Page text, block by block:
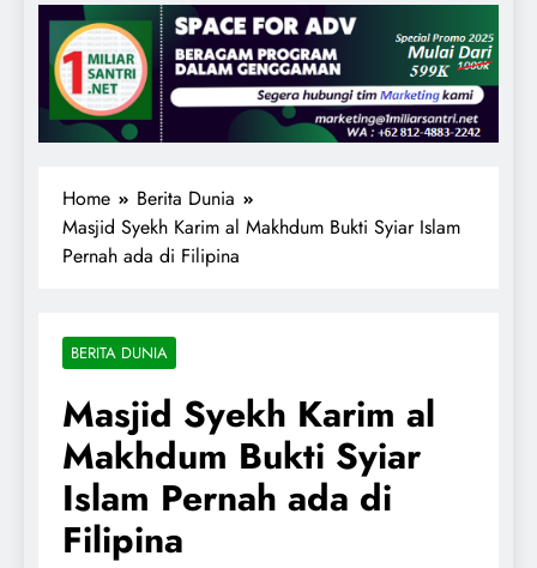
Home
Berita Dunia
Masjid Syekh Karim al Makhdum Bukti Syiar Islam
Pernah ada di Filipina
BERITA DUNIA
Masjid Syekh Karim al
Makhdum Bukti Syiar
Islam Pernah ada di
Filipina